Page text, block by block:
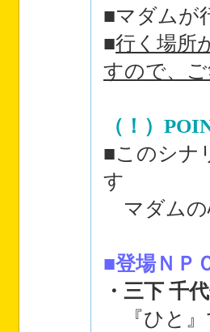
■マダムが
■行く場所
すので、
（！）
■このシナ
す
マダムの
■登場ＮＰ
・三下 千
『ひと』